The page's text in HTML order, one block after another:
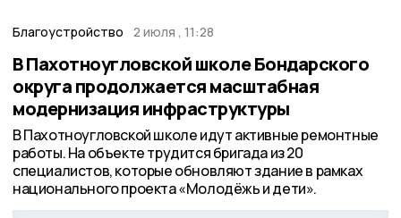
Благоустройство 2 июля , 11:28
В Пахотноугловской школе Бондарского
округа продолжается масштабная
модернизация инфраструктуры
В Пахотноугловской школе идут активные ремонтные
работы. На объекте трудится бригада из 20
специалистов, которые обновляют здание в рамках
национального проекта «Молодёжь и дети».